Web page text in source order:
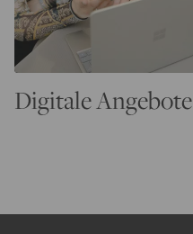
Digitale Angebote